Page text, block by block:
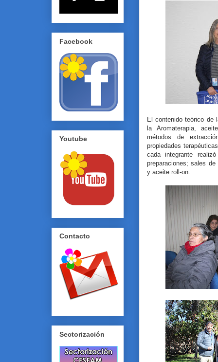
El contenido teórico de
la Aromaterapia,
métodos de
propiedades
cada integrante
preparaciones; sales
y aceite roll-on.
Facebook
Youtube
Contacto
Sectorización